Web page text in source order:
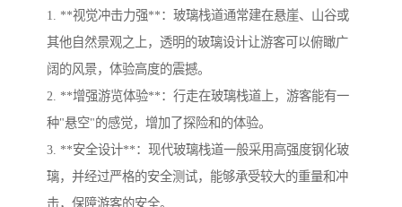
1. **视觉冲击力强**：玻璃栈道通常建在悬崖、山谷或
其他自然景观之上，透明的玻璃设计让游客可以俯瞰广
阔的风景，体验高度的震撼。
2. **增强游览体验**：行走在玻璃栈道上，游客能有一
种"悬空"的感觉，增加了探险和的体验。
3. **安全设计**：现代玻璃栈道一般采用高强度钢化玻
璃，并经过严格的安全测试，能够承受较大的重量和冲
击，保障游客的安全。